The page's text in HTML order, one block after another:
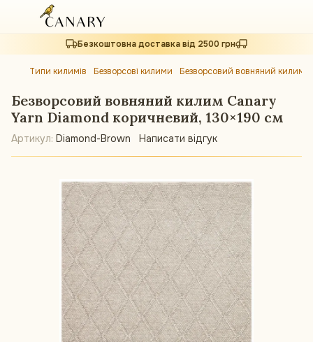
Безкоштовна доставка від 2500 грн
Типи килимів Безворсові килими Безворсовий вовняний килим
Безворсовий вовняний килим Canary
Yarn Diamond коричневий, 130×190 см
Артикул: Diamond-Brown Написати відгук